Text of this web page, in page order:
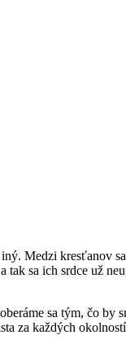
Medzi kresťanov
sa ich srdce už
sa tým, čo
za každých